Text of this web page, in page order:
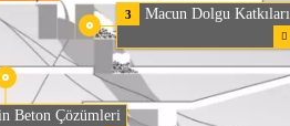
Beton Çözümleri
3 Macun Dolgu Katkıları